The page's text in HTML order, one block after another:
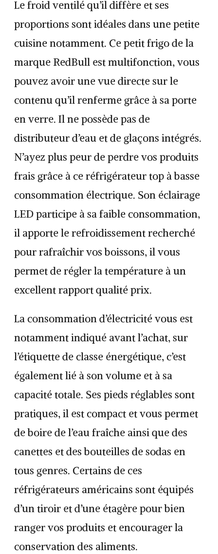
Le froid ventilé qu’il diffère et ses
proportions sont idéales dans une petite
cuisine notamment. Ce petit frigo de la
marque RedBull est multifonction, vous
pouvez avoir une vue directe sur le
contenu qu’il renferme grâce à sa porte
en verre. Il ne possède pas de
distributeur d’eau et de glaçons intégrés.
N’ayez plus peur de perdre vos produits
frais grâce à ce réfrigérateur top à basse
consommation électrique. Son éclairage
LED participe à sa faible consommation,
il apporte le refroidissement recherché
pour rafraîchir vos boissons, il vous
permet de régler la température à un
excellent rapport qualité prix.
La consommation d’électricité vous est
notamment indiqué avant l’achat, sur
l’étiquette de classe énergétique, c’est
également lié à son volume et à sa
capacité totale. Ses pieds réglables sont
pratiques, il est compact et vous permet
de boire de l’eau fraîche ainsi que des
canettes et des bouteilles de sodas en
tous genres. Certains de ces
réfrigérateurs américains sont équipés
d’un tiroir et d’une étagère pour bien
ranger vos produits et encourager la
conservation des aliments.